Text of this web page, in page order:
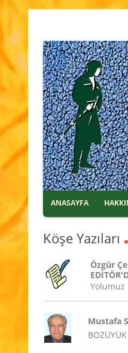
ANASAYFA
Köşe Yazıları
Özgür
Yolumuz
Mustafa
BOZÜYÜK